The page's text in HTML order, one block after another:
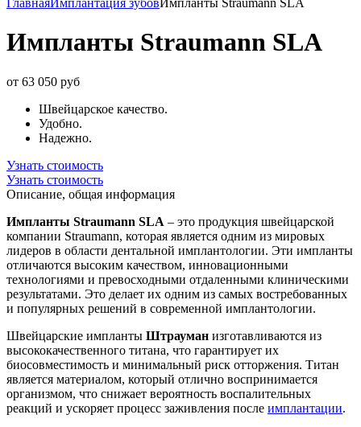
ГлавнаяИмплантация зубов Импланты Straumann SLA
Импланты Straumann SLA
от 63 050 руб
Швейцарское качество.
Удобно.
Надежно.
Узнать стоимость
Узнать стоимость
Описание, общая информация
Импланты Straumann SLA – это продукция швейцарской
компании Straumann, которая является одним из мировых
лидеров в области дентальной имплантологии. Эти импланты
отличаются высоким качеством, инновационными
технологиями и превосходными отдаленными клиническими
результатами. Это делает их одним из самых востребованных
и популярных решений в современной имплантологии.
Швейцарские импланты Штрауман изготавливаются из
высококачественного титана, что гарантирует их
биосовместимость и минимальный риск отторжения. Титан
является материалом, который отлично воспринимается
организмом, что снижает вероятность воспалительных
реакций и ускоряет процесс заживления после имплантации.